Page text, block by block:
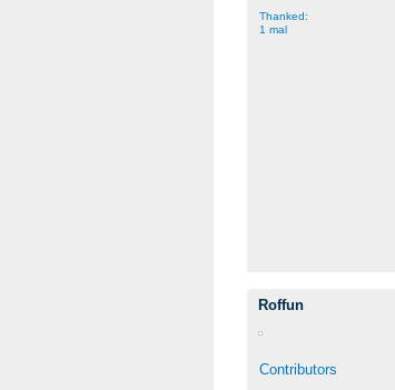
Thanked:
1 mal
Roffun
Contributors